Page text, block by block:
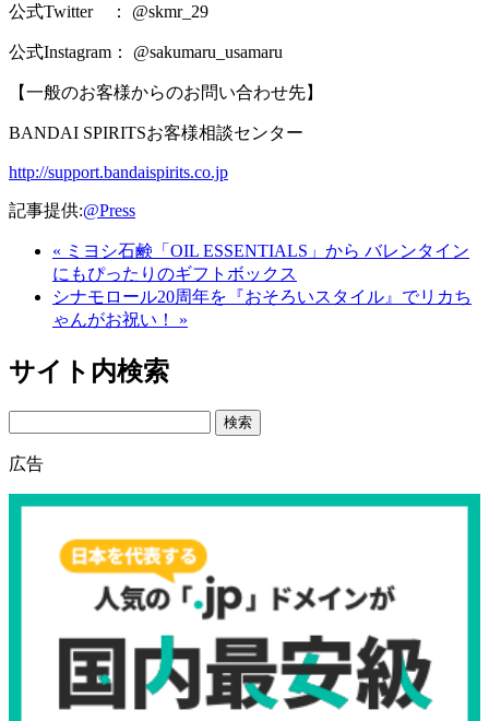
公式Twitter ： @skmr_29
公式Instagram： @sakumaru_usamaru
【一般のお客様からのお問い合わせ先】
BANDAI SPIRITSお客様相談センター
http://support.bandaispirits.co.jp
記事提供:@Press
« ミヨシ石鹸「OIL ESSENTIALS」から バレンタイン
にもぴったりのギフトボックス
シナモロール20周年を『おそろいスタイル』でリカち
ゃんがお祝い！ »
サイト内検索
Search
広告